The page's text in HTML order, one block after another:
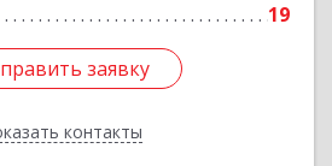
19
заявку
контакты
заявку
Назад